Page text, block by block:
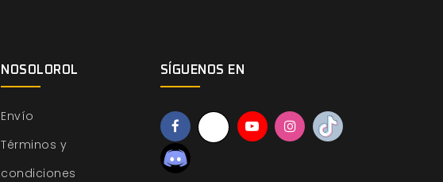
NOSOLOROL
Envío
Términos y
condiciones
SÍGUENOS EN